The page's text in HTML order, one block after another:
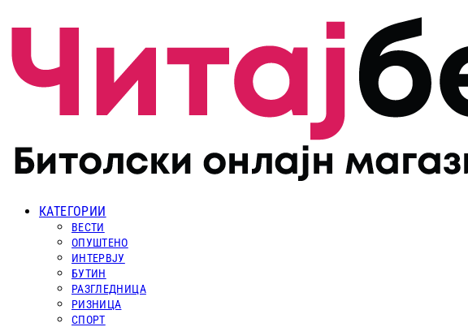
КАТЕГОРИИ
ВЕСТИ
ОПУШТЕНО
ИНТЕРВЈУ
БУТИН
РАЗГЛЕДНИЦА
РИЗНИЦА
СПОРТ